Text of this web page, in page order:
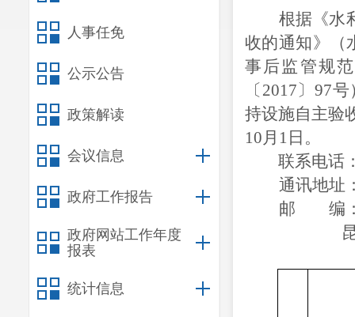
人事任免
公示公告
政策解读
会议信息
政府工作报告
政府网站工作年度
报表
统计信息
根据《水
收的通知》（
事后监管规
〔2017〕97
持设施自主验
10月1日。
联系电话
通讯地址
邮 编